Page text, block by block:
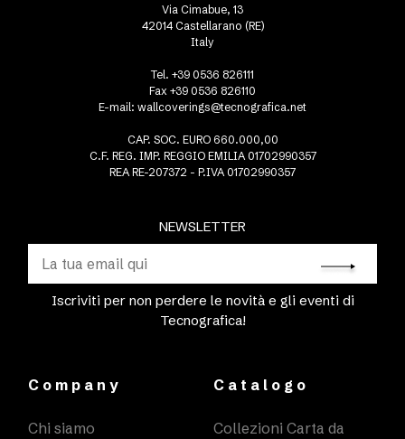
NEWSLETTER
Iscriviti per non perdere le novità e gli eventi di
Tecnografica!
Via Cimabue, 13
42014 Castellarano (RE)
Italy
Tel. +39 0536 826111
Fax +39 0536 826110
E-mail: wallcoverings@tecnografica.net
CAP. SOC. EURO 660.000,00
C.F. REG. IMP. REGGIO EMILIA 01702990357
REA RE-207372 - P.IVA 01702990357
Company
Chi siamo
Catalogo
Collezioni Carta da